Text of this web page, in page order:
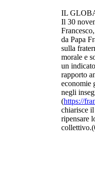
IL
Il 30
da Papa
sulla
morale e
un
rapporto
economie
negli
(https://
chiarisce
ripensare